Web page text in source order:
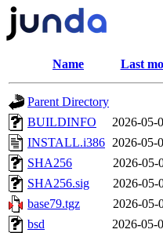
Name Last
Parent Directory
BUILDINFO
2026-05-
INSTALL.i386 2026-05-
SHA256
2026-05-
SHA256.sig
2026-05-
base79.tgz
2026-05-
bsd
2026-05-